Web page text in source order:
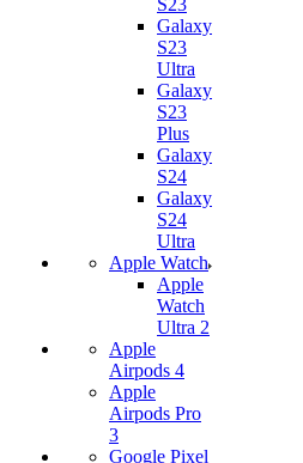
S23
Galaxy
S23
Ultra
Galaxy
S23
Plus
Galaxy
S24
Galaxy
S24
Ultra
Apple Watch
Apple
Watch
Ultra 2
Apple
Airpods 4
Apple
Airpods Pro
3
Google Pixel